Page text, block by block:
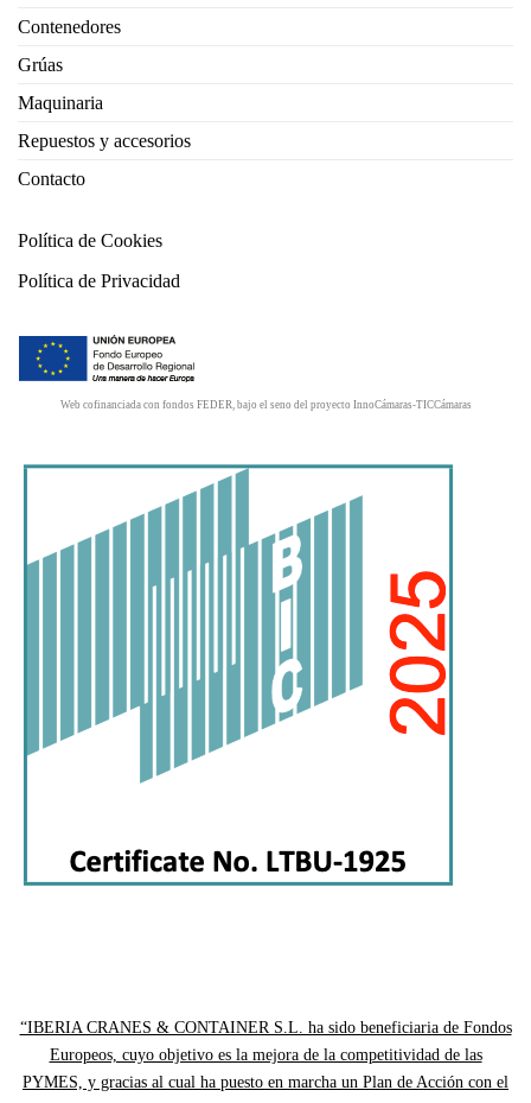
Contenedores
Grúas
Maquinaria
Repuestos y accesorios
Contacto
Política de Cookies
Política de Privacidad
Web cofinanciada con fondos FEDER, bajo el seno del proyecto InnoCámaras-TICCámaras
“IBERIA CRANES & CONTAINER S.L. ha sido beneficiaria de Fondos
Europeos, cuyo objetivo es la mejora de la competitividad de las
PYMES, y gracias al cual ha puesto en marcha un Plan de Acción con el